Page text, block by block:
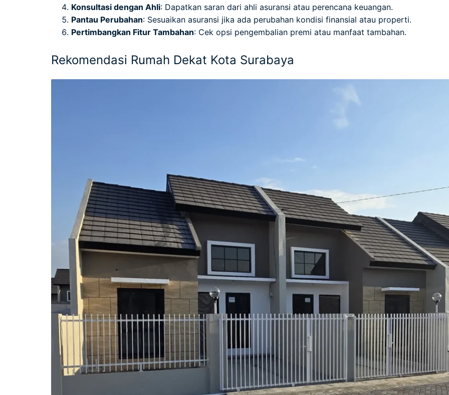
Konsultasi dengan Ahli: Dapatkan saran dari ahli asuransi atau perencana keuangan.
Pantau Perubahan: Sesuaikan asuransi jika ada perubahan kondisi finansial atau properti.
Pertimbangkan Fitur Tambahan: Cek opsi pengembalian premi atau manfaat tambahan.
Rekomendasi Rumah Dekat Kota Surabaya